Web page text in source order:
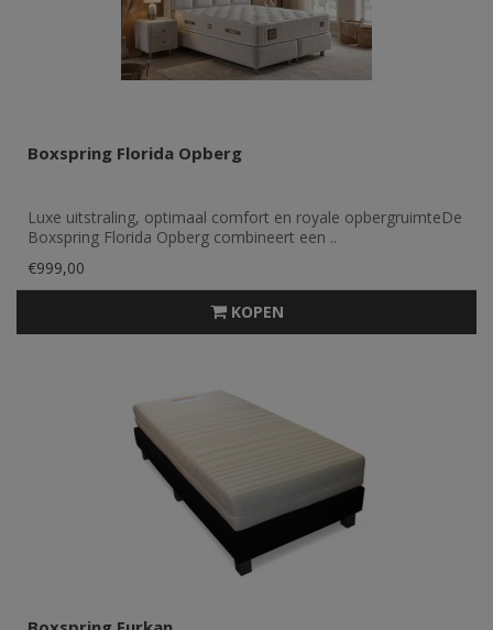
Boxspring Florida Opberg
Luxe uitstraling, optimaal comfort en royale opbergruimteDe
Boxspring Florida Opberg combineert een ..
€999,00
KOPEN